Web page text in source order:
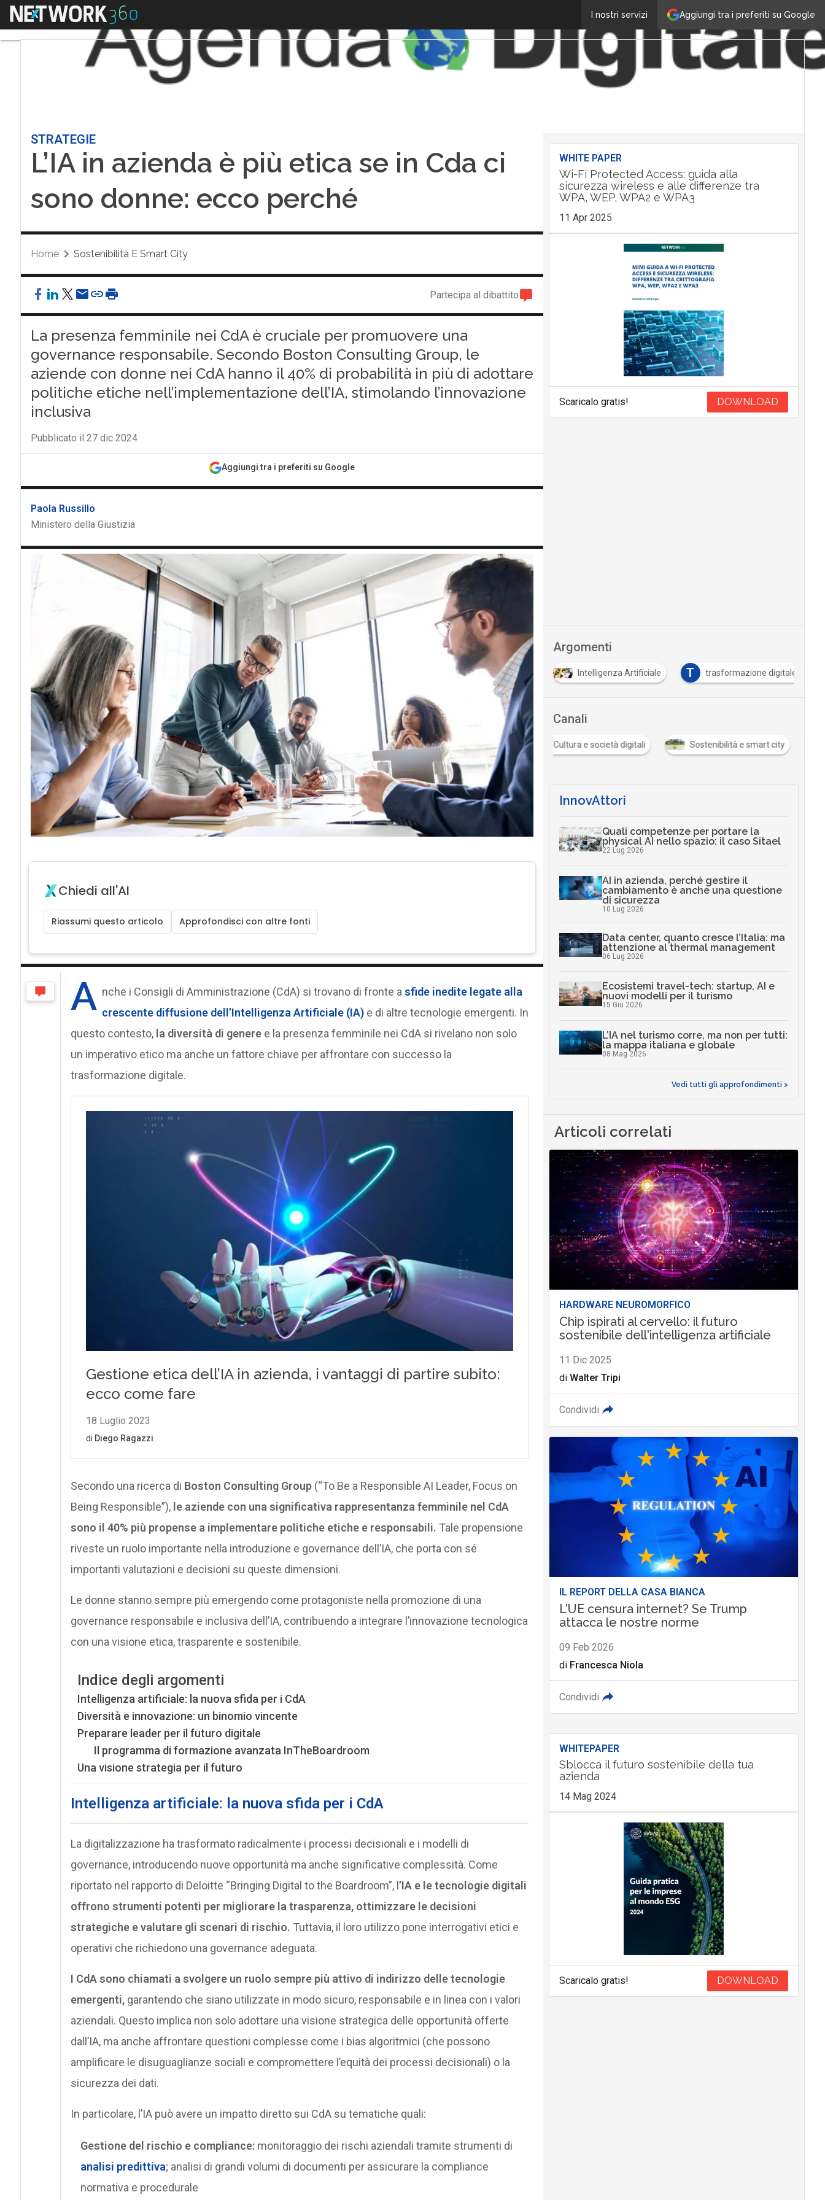
Aggiungi tra i preferiti su Google
I nostri servizi
Menu
STRATEGIE
L’IA in azienda è più etica se in Cda ci
sono donne: ecco perché
Home Sostenibilità E Smart City
Partecipa al dibattito
La presenza femminile nei CdA è cruciale per promuovere una
governance responsabile. Secondo Boston Consulting Group, le
aziende con donne nei CdA hanno il 40% di probabilità in più di adottare
politiche etiche nell’implementazione dell’IA, stimolando l’innovazione
inclusiva
Pubblicato il 27 dic 2024
Aggiungi tra i preferiti su Google
Paola Russillo
Ministero della Giustizia
Chiedi all'AI
Riassumi questo articolo Approfondisci con altre fonti
A nche i Consigli di Amministrazione (CdA) si trovano di fronte a sfide inedite legate alla
crescente diffusione dell’Intelligenza Artificiale (IA) e di altre tecnologie emergenti. In
questo contesto, la diversità di genere e la presenza femminile nei CdA si rivelano non solo
un imperativo etico ma anche un fattore chiave per affrontare con successo la
trasformazione digitale.
Secondo una ricerca di Boston Consulting Group(“To Be a Responsible AI Leader, Focus on
Being Responsible”), le aziende con una significativa rappresentanza femminile nel CdA
sono il 40% più propense a implementare politiche etiche e responsabili. Tale propensione
riveste un ruolo importante nella introduzione e governance dell’IA, che porta con sé
importanti valutazioni e decisioni su queste dimensioni.
Le donne stanno sempre più emergendo come protagoniste nella promozione di una
governance responsabile e inclusiva dell’IA, contribuendo a integrare l’innovazione tecnologica
con una visione etica, trasparente e sostenibile.
Indice degli argomenti
Intelligenza artificiale: la nuova sfida per i CdA
Diversità e innovazione: un binomio vincente
Preparare leader per il futuro digitale
Il programma di formazione avanzata InTheBoardroom
Una visione strategia per il futuro
Intelligenza artificiale: la nuova sfida per i CdA
La digitalizzazione ha trasformato radicalmente i processi decisionali e i modelli di
governance, introducendo nuove opportunità ma anche significative complessità. Come
riportato nel rapporto di Deloitte “Bringing Digital to the Boardroom”, l’IA e le tecnologie digitali
offrono strumenti potenti per migliorare la trasparenza, ottimizzare le decisioni
strategiche e valutare gli scenari di rischio. Tuttavia, il loro utilizzo pone interrogativi etici e
operativi che richiedono una governance adeguata.
I CdA sono chiamati a svolgere un ruolo sempre più attivo di indirizzo delle tecnologie
emergenti,garantendo che siano utilizzate in modo sicuro, responsabile e in linea con i valori
aziendali. Questo implica non solo adottare una visione strategica delle opportunità offerte
dall’IA, ma anche affrontare questioni complesse come i bias algoritmici (che possono
amplificare le disuguaglianze sociali e compromettere l’equità dei processi decisionali) o la
sicurezza dei dati.
In particolare, l’IA può avere un impatto diretto sui CdA su tematiche quali:
Gestione del rischio e compliance:monitoraggio dei rischi aziendali tramite strumenti di
analisi predittiva; analisi di grandi volumi di documenti per assicurare la compliance
normativa e procedurale
WHITE PAPER
Wi-Fi Protected Access: guida alla
sicurezza wireless e alle differenze tra
WPA, WEP, WPA2 e WPA3
11 Apr 2025
Scaricalo gratis! DOWNLOAD
Argomenti
F
formazione Intelligenza Artificiale T trasformazione digitale
Canali
Cultura e società digitali Sostenibilità e smart city
InnovAttori
Quali competenze per portare la
physical AI nello spazio: il caso Sitael
22 Lug 2026
AI in azienda, perché gestire il
cambiamento è anche una questione
di sicurezza
10 Lug 2026
Data center, quanto cresce l’Italia: ma
attenzione al thermal management
06 Lug 2026
Ecosistemi travel-tech: startup, AI e
nuovi modelli per il turismo
15 Giu 2026
L’IA nel turismo corre, ma non per tutti:
la mappa italiana e globale
08 Mag 2026
Vedi tutti gli approfondimenti >
Articoli correlati
HARDWARE NEUROMORFICO
Chip ispirati al cervello: il futuro
sostenibile dell'intelligenza artificiale
11 Dic 2025
di Walter Tripi
Condividi
IL REPORT DELLA CASA BIANCA
L'UE censura internet? Se Trump
attacca le nostre norme
09 Feb 2026
di Francesca Niola
Condividi
WHITEPAPER
Sblocca il futuro sostenibile della tua
azienda
14 Mag 2024
Scaricalo gratis! DOWNLOAD